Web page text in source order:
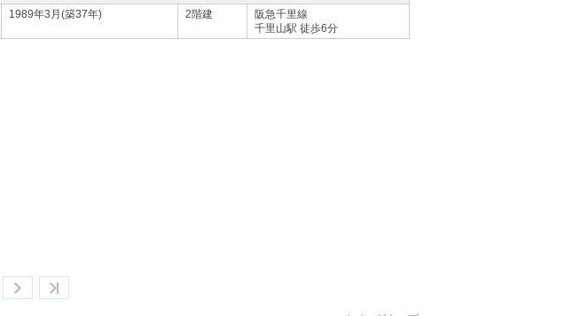
1989年3月(築37年) 2階建
阪急千里線
千里山駅 徒歩6分